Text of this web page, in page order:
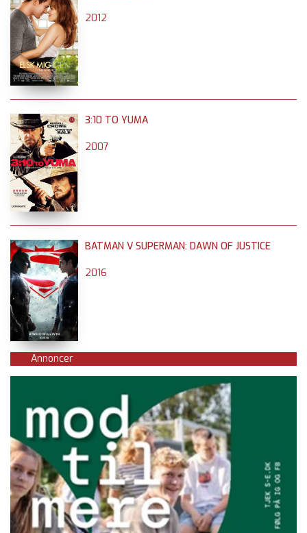
2012
3:10 TO YUMA
2007
BATMAN V SUPERMAN: DAWN OF JUSTICE
2016
Annoncer